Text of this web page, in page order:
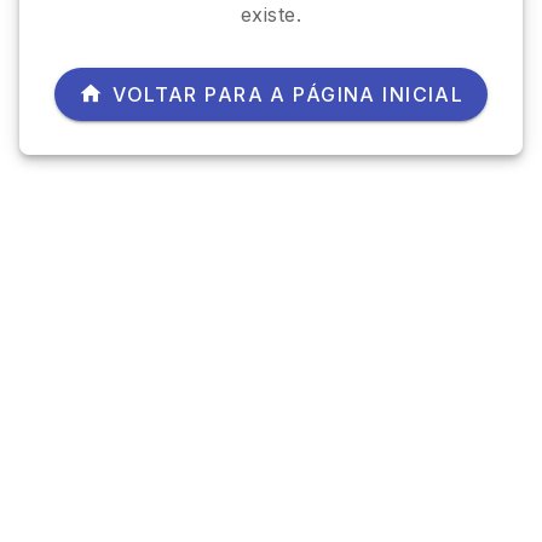
existe.
VOLTAR PARA A PÁGINA INICIAL